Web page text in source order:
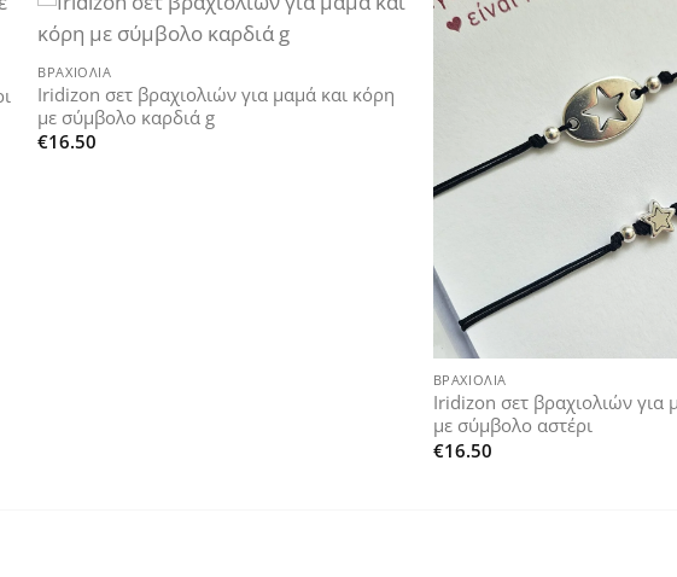
ΒΡΑΧΙΌΛΙΑ
Iridizon σετ βραχιολιών για μαμά και κόρη
με σύμβολο καρδιά g
€16.50
+
ΒΡΑΧΙΌΛΙΑ
Iridizon σετ βραχιολιών για
με σύμβολο αστέρι
€16.50